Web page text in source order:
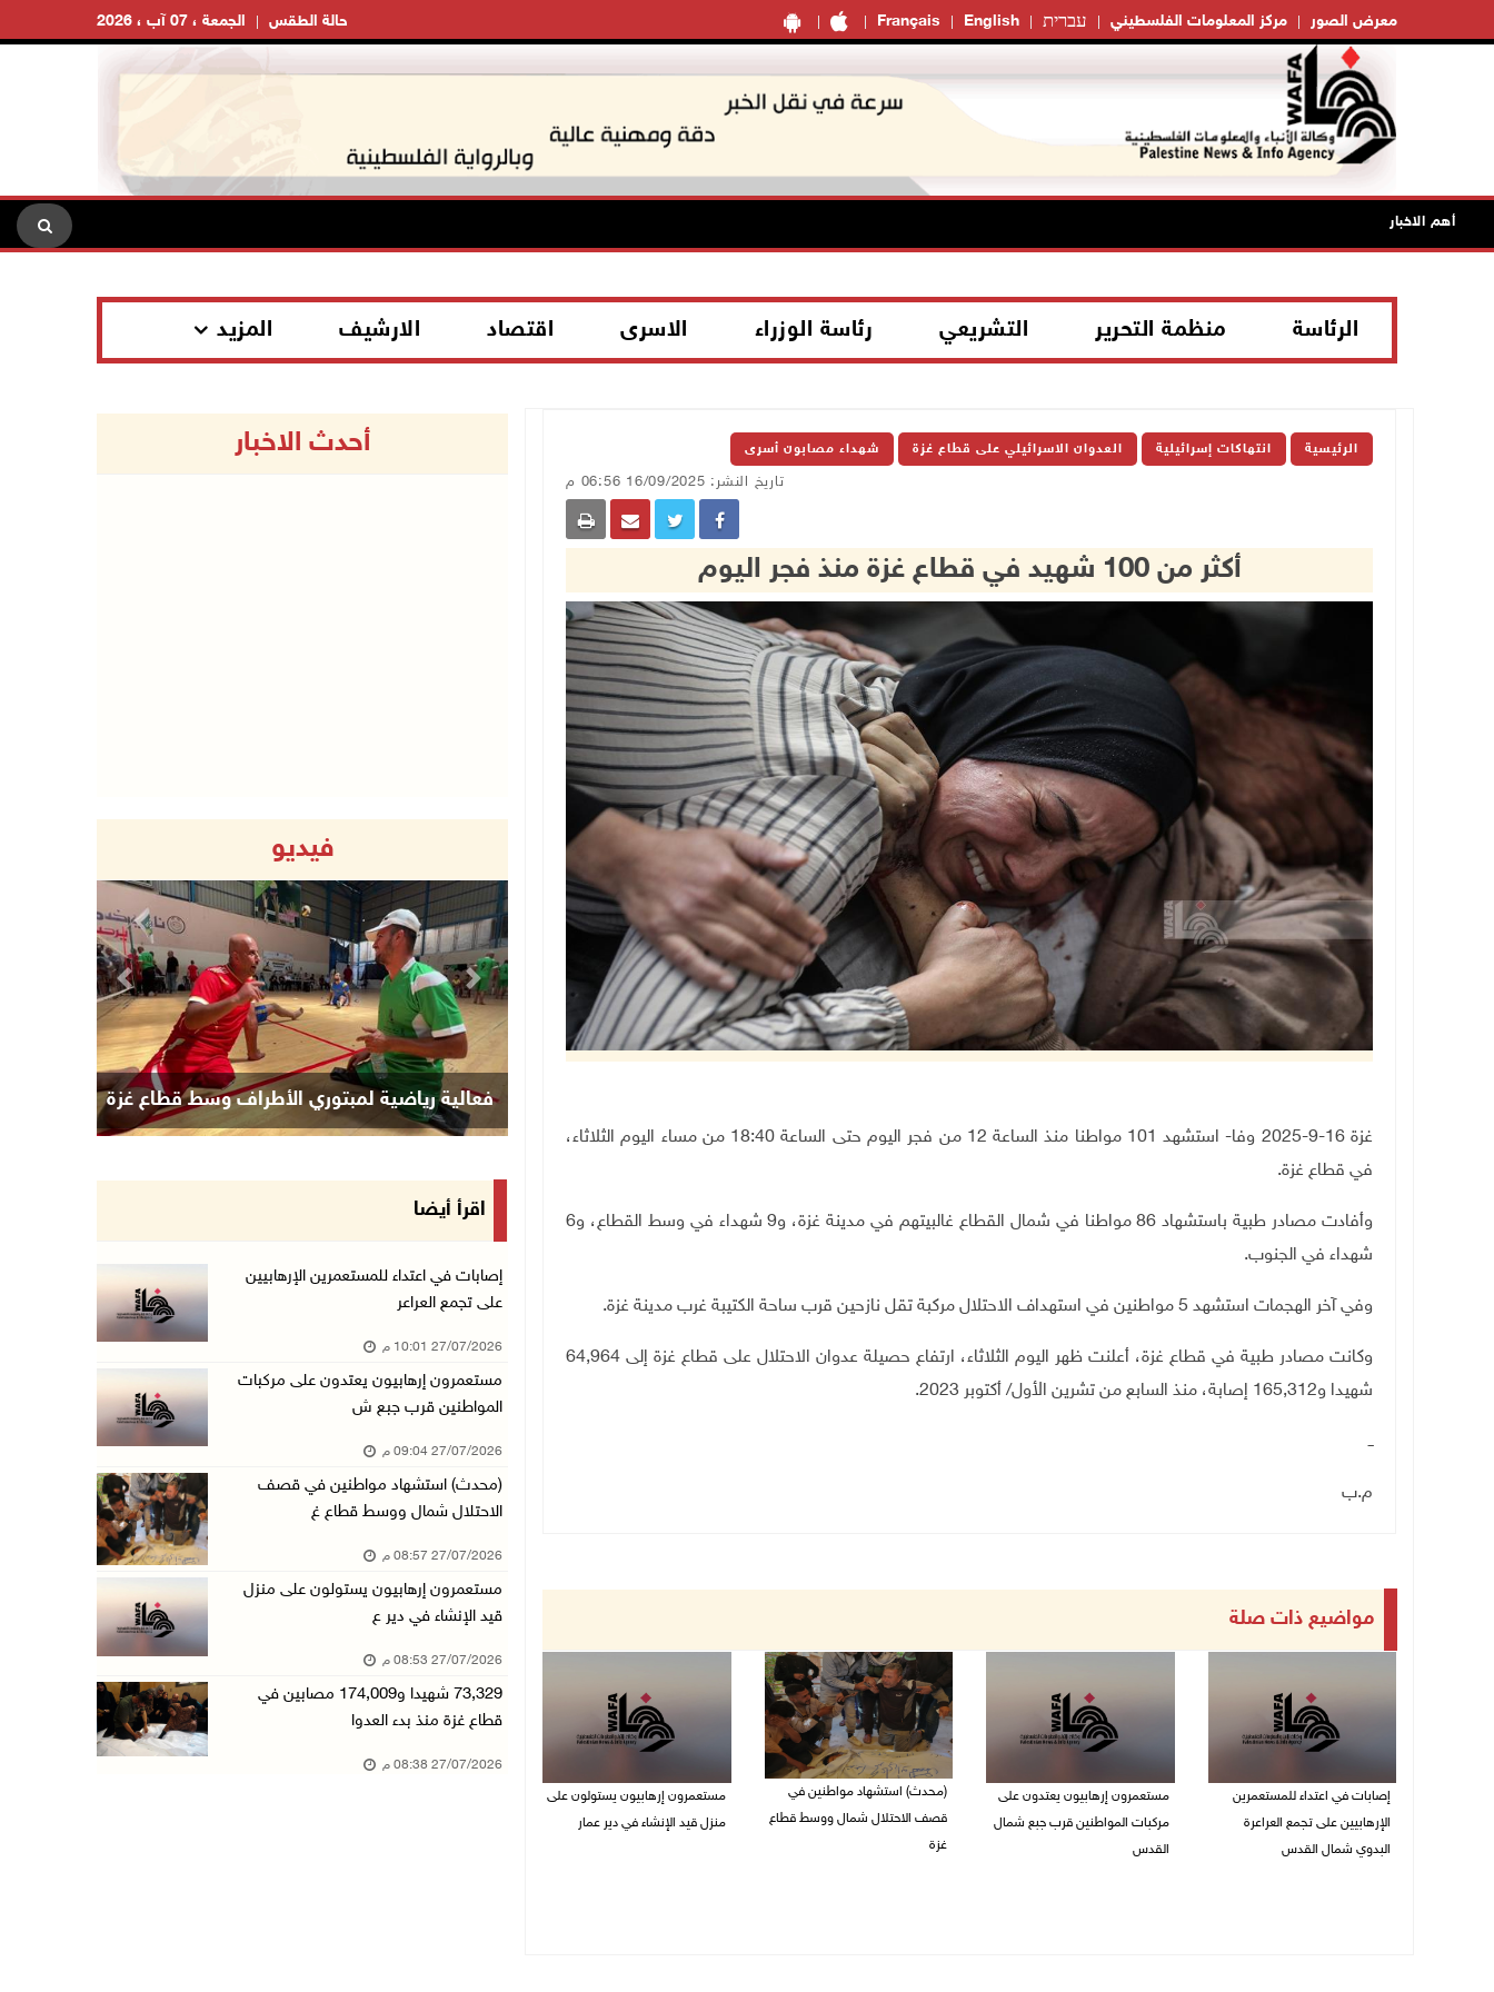
Français English עברית مركز المعلومات الفلسطيني معرض الصور الجمعة ، 07 آب ، 2026 حالة الطقس
أهم الاخبار
الرئاسة منظمة التحرير التشريعي رئاسة الوزراء الاسرى اقتصاد الارشيف المزيد
الرئيسية انتهاكات إسرائيلية العدوان الاسرائيلي على قطاع غزة شهداء مصابون أسرى
تاريخ النشر: 16/09/2025 06:56 م
أكثر من 100 شهيد في قطاع غزة منذ فجر اليوم
غزة 16-9-2025 وفا- استشهد 101 مواطنا منذ الساعة 12 من فجر اليوم حتى الساعة 18:40 من مساء اليوم الثلاثاء،
في قطاع غزة.
وأفادت مصادر طبية باستشهاد 86 مواطنا في شمال القطاع غالبيتهم في مدينة غزة، و9 شهداء في وسط القطاع، و6
شهداء في الجنوب.
وفي آخر الهجمات استشهد 5 مواطنين في استهداف الاحتلال مركبة تقل نازحين قرب ساحة الكتيبة غرب مدينة غزة.
وكانت مصادر طبية في قطاع غزة، أعلنت ظهر اليوم الثلاثاء، ارتفاع حصيلة عدوان الاحتلال على قطاع غزة إلى 64,964
شهيدا و165,312 إصابة، منذ السابع من تشرين الأول/ أكتوبر 2023.
ــ
م.ب
مواضيع ذات صلة
إصابات في اعتداء للمستعمرين
الإرهابيين على تجمع العراعرة
البدوي شمال القدس
مستعمرون إرهابيون يعتدون على
مركبات المواطنين قرب جبع شمال
القدس
(محدث) استشهاد مواطنين في
قصف الاحتلال شمال ووسط قطاع
غزة
مستعمرون إرهابيون يستولون على
منزل قيد الإنشاء في دير عمار
أحدث الاخبار
فيديو
فعالية رياضية لمبتوري الأطراف وسط قطاع غزة
Previous Next
اقرأ أيضا
إصابات في اعتداء للمستعمرين الإرهابيين
على تجمع العراعر
27/07/2026 10:01 م
مستعمرون إرهابيون يعتدون على مركبات
المواطنين قرب جبع ش
27/07/2026 09:04 م
(محدث) استشهاد مواطنين في قصف
الاحتلال شمال ووسط قطاع غ
27/07/2026 08:57 م
مستعمرون إرهابيون يستولون على منزل
قيد الإنشاء في دير ع
27/07/2026 08:53 م
73,329 شهيدا و174,009 مصابين في
قطاع غزة منذ بدء العدوا
27/07/2026 08:38 م